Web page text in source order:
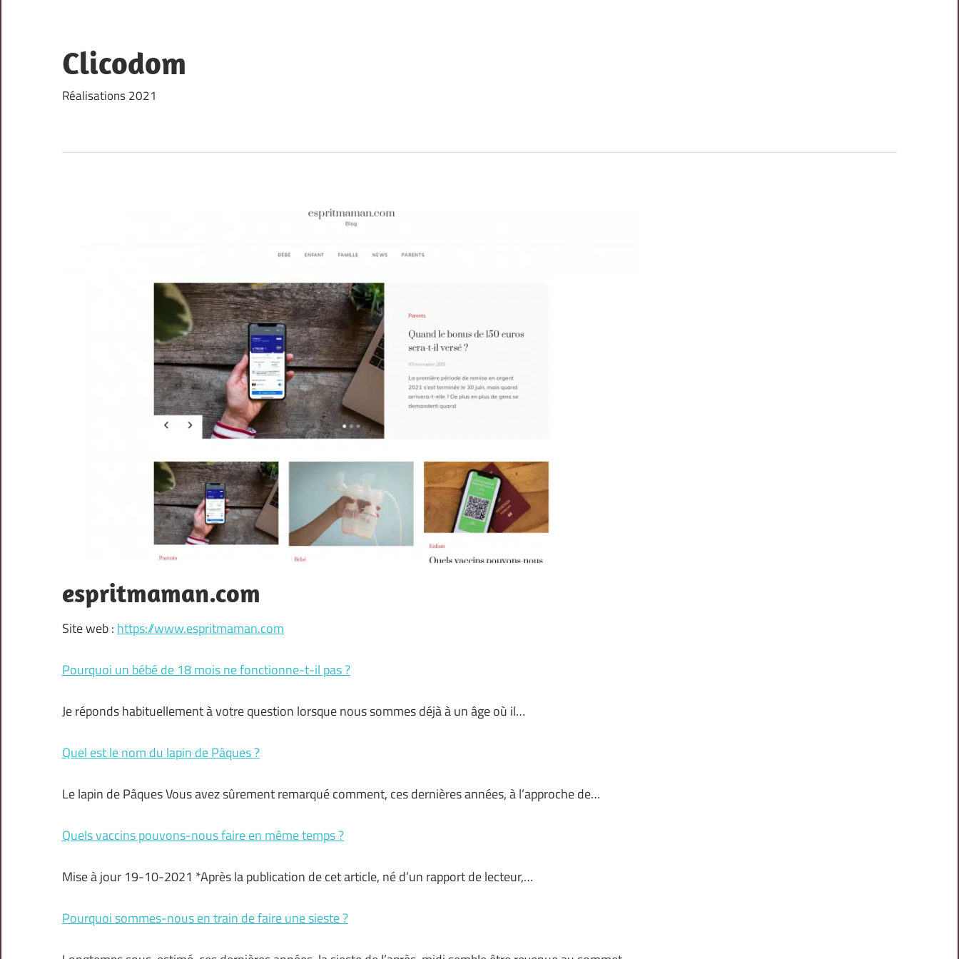
content
Clicodom
Réalisations 2021
espritmaman.com
Site web : https://www.espritmaman.com
Pourquoi un bébé de 18 mois ne fonctionne-t-il pas ?
Je réponds habituellement à votre question lorsque nous sommes déjà à un âge où il…
Quel est le nom du lapin de Pâques ?
Le lapin de Pâques Vous avez sûrement remarqué comment, ces dernières années, à l’approche de…
Quels vaccins pouvons-nous faire en même temps ?
Mise à jour 19-10-2021 *Après la publication de cet article, né d’un rapport de lecteur,…
Pourquoi sommes-nous en train de faire une sieste ?